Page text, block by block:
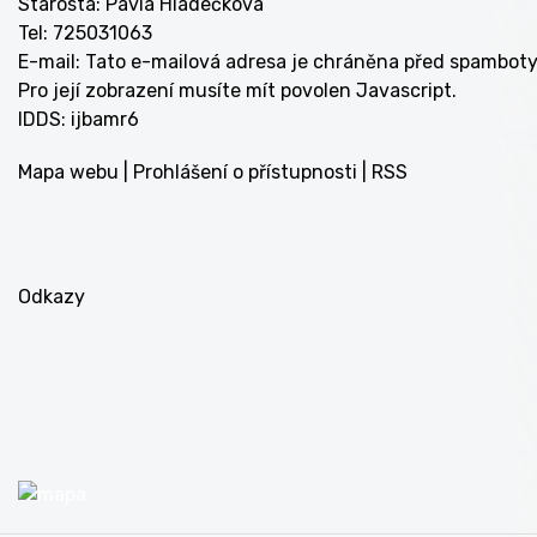
Tel: 725031063
E-mail: Tato e-mailová adresa je chráněna před
Pro její zobrazení musíte mít povolen Javascript.
IDDS: ijbamr6
Mapa webu Prohlášení o přístupnosti RSS
Odkazy